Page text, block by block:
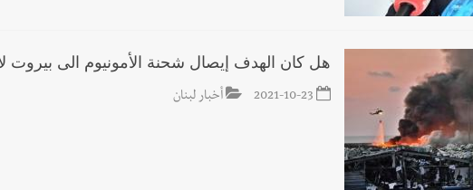
الزيادة؟
لنزاع طويل
هل كان الهدف إيصال شحنة الأمونيوم الى بيروت
2021-10-23 أخبار لبنان